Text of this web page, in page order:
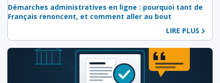
Démarches administratives en ligne : pourquoi tant de
Français renoncent, et comment aller au bout
LIRE PLUS